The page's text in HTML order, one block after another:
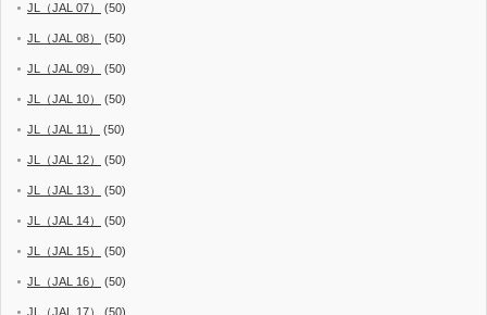
JL（JAL 07） (50)
JL（JAL 08） (50)
JL（JAL 09） (50)
JL（JAL 10） (50)
JL（JAL 11） (50)
JL（JAL 12） (50)
JL（JAL 13） (50)
JL（JAL 14） (50)
JL（JAL 15） (50)
JL（JAL 16） (50)
JL（JAL 17） (50)